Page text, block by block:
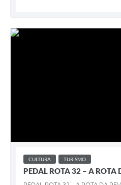
CULTURA TURISMO
PEDAL ROTA 32 – A ROTA